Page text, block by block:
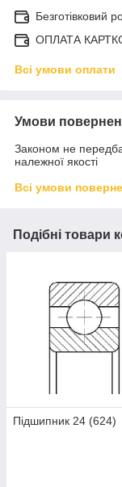
Безготівковий
ОПЛАТА
Всі умови оплати
Умови
Законом не
належної якості
Всі умови
Подібні товари
Підшипник 24 (624)